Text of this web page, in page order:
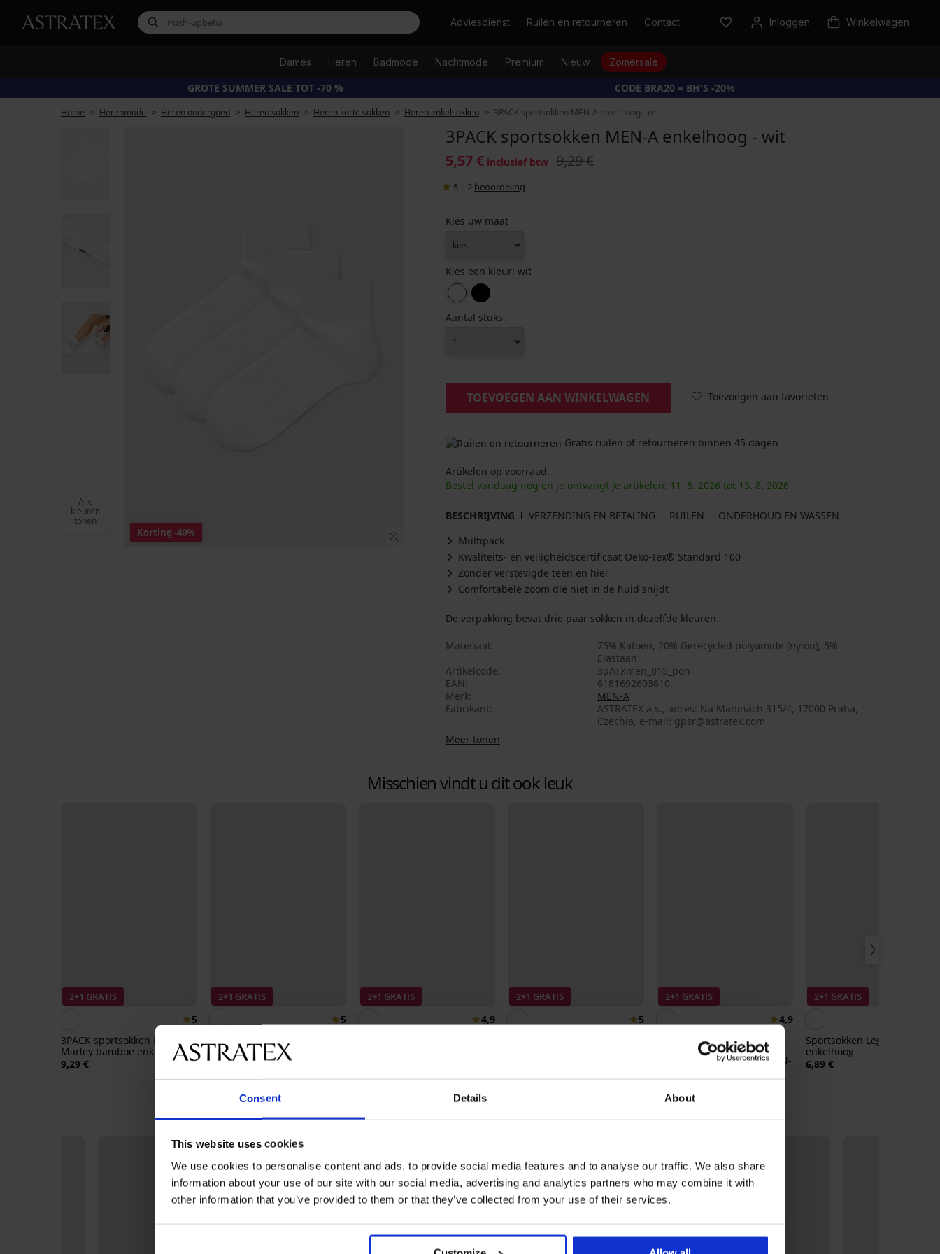
Consent Details About
This website uses cookies
We use cookies to personalise content and ads, to provide social media features and to analyse our traffic. We also share
information about your use of our site with our social media, advertising and analytics partners who may combine it with
other information that you’ve provided to them or that they’ve collected from your use of their services.
ZoekenAdviesdienst Ruilen en retourneren Contact Inloggen Winkelwagen
Dames Heren Badmode Nachtmode Premium Nieuw Zomersale
GROTE SUMMER SALE TOT -70 % CODE BRA20 = BH'S -20%
Home Herenmode Heren ondergoed Heren sokken Heren korte sokken Heren enkelsokken 3PACK sportsokken MEN-A enkelhoog - wit
Alle
kleuren
tonen
Korting -40%
3PACK sportsokken MEN-A enkelhoog - wit
5,57 € inclusief btw 9,29 €
5 2 beoordeling
Kies uw maat
Kies een kleur: wit
Aantal stuks:
TOEVOEGEN AAN WINKELWAGEN Toevoegen aan favorieten
Gratis ruilen of retourneren binnen 45 dagen
Artikelen op voorraad.
Bestel vandaag nog en je ontvangt je artikelen: 11. 8. 2026 tot 13. 8. 2026
BESCHRIJVING VERZENDING EN BETALING RUILEN
ONDERHOUD EN WASSEN
Multipack
Kwaliteits- en veiligheidscertificaat Oeko-Tex® Standard 100
Zonder verstevigde teen en hiel
Comfortabele zoom die niet in de huid snijdt
De verpakking bevat drie paar sokken in dezelfde kleuren.
Materiaal
75% Katoen, 20% Gerecycled polyamide (nylon), 5%
Elastaan
Artikelcode
3pATXmen_015_pon
EAN
6181692693610
Merk
MEN-A
Fabrikant
ASTRATEX a.s., adres: Na Maninách 315/4, 17000 Praha,
Czechia, e-mail: gpsr@astratex.com
Meer tonen
Misschien vindt u dit ook leuk
2+1 GRATIS
5
3PACK sportsokken FILA
Marley bamboe enkelhoog
9,29 €
2+1 GRATIS
5
3PACK bamboe sokken Ekom
kort
8,09 €
2+1 GRATIS
4,9
2+1 GRATIS
5
2+1 GRATIS
4,9
3PACK bamboe sokken MEN-
10,99 €
2+1 GRATIS
Sportsokken Legan
enkelhoog
6,89 €
Ontdek vergelijkbare stukken